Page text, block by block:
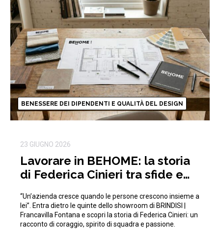
BENESSERE DEI DIPENDENTI E QUALITÀ DEL DESIGN
23 GIUGNO 2026
Lavorare in BEHOME: la storia
di Federica Cinieri tra sfide e
“Un’azienda cresce quando le persone crescono insieme a
lei”. Entra dietro le quinte dello showroom di BRINDISI |
Francavilla Fontana e scopri la storia di Federica Cinieri: un
racconto di coraggio, spirito di squadra e passione.